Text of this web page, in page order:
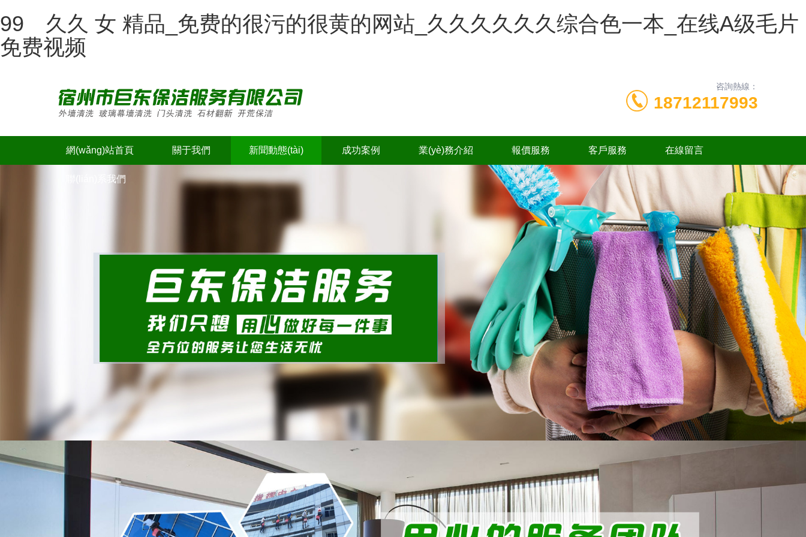
99 久久 女 精品_免费的很污的很黄的网站_久久久久久久综合色一本_在线A级毛片
免费视频
咨詢熱線：
18712117993
網(wǎng)站首頁 關于我們 新聞動態(tài) 成功案例 業(yè)務介紹 報價服務 客戶服務 在線留言
聯(lián)系我們